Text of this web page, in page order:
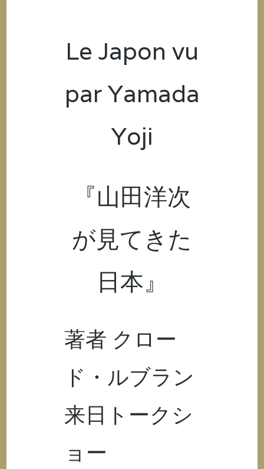
Le Japon vu
par Yamada
Yoji
『山田洋次
が見てきた
日本』
著者 クロー
ド・ルブラン
来日トークシ
ョー